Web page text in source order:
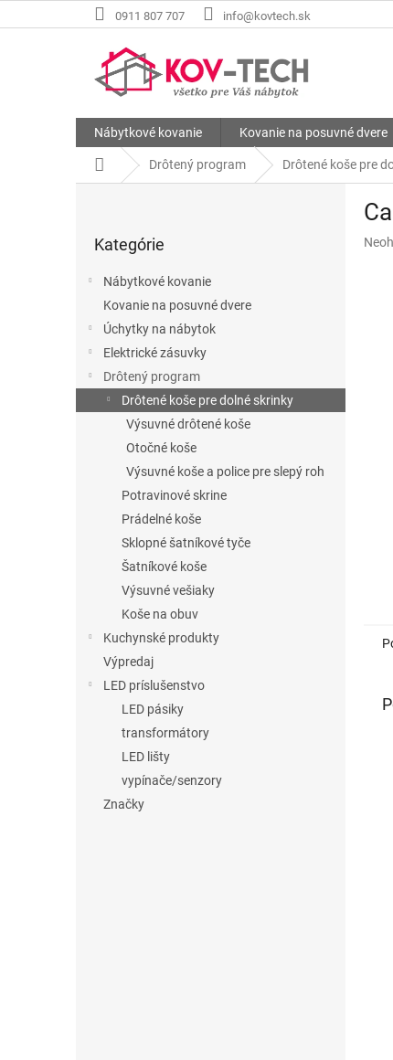
na
0911 807 707 info@kovtech.sk
Nábytkové kovanie Kovanie na posuvné dvere
DomovDrôtený program Drôtené koše pre
kategórie
Kategórie
Nábytkové kovanie
Kovanie na posuvné dvere
Úchytky na nábytok
Elektrické zásuvky
Drôtený program
Drôtené koše pre dolné skrinky
Výsuvné drôtené koše
Otočné koše
Výsuvné koše a police pre slepý roh
Potravinové skrine
Prádelné koše
Sklopné šatníkové tyče
Šatníkové koše
Výsuvné vešiaky
Koše na obuv
Kuchynské produkty
Výpredaj
LED príslušenstvo
LED pásiky
transformátory
LED lišty
vypínače/senzory
Značky